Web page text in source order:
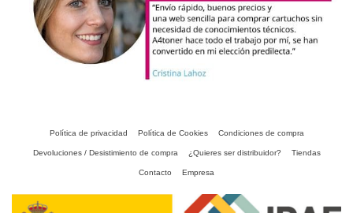
Política de privacidad Política de Cookies Condiciones de compra
Devoluciones / Desistimiento de compra ¿Quieres ser distribuidor? Tiendas
Contacto Empresa